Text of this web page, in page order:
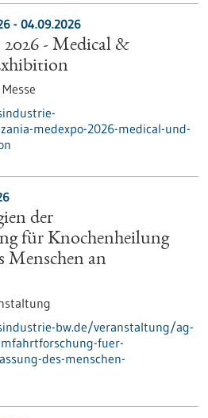
- 04.09.2026
2026 - Medical &
Messe
medexpo-2026-medical-und-
der
für Knochenheilung
Menschen an
bw.de/veranstaltung/ag-
fuer-
des-menschen-